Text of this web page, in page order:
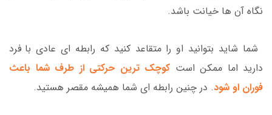
نگاه آن ها خیانت باشد.
شما شاید بتوانید او را متقاعد کنید که رابطه ای عادی با فرد
دارید اما ممکن است کوچک ‌ترین حرکتی از طرف شما باعث
فوران او شود. در چنین رابطه ای شما همیشه مقصر هستید.